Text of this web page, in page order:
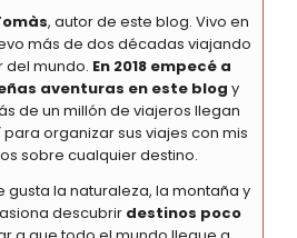
, autor de este blog. Vivo en
más de dos décadas viajando
mundo. En 2018 empecé a
aventuras en este blog y
de un millón de viajeros llegan
organizar sus viajes con mis
sobre cualquier destino.
gusta la naturaleza, la montaña y
descubrir destinos poco